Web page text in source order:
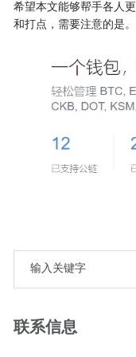
希望本文能够帮手各人
和打点，需要注意的是。
联系信息